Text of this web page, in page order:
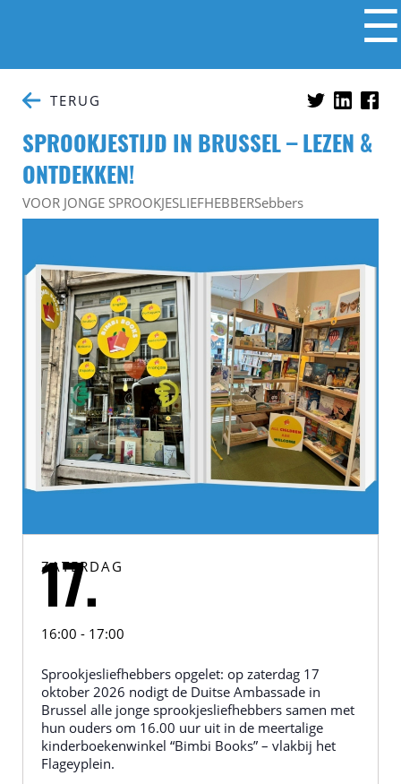
☰
TERUG
SPROOKJESTIJD IN BRUSSEL – LEZEN &
ONTDEKKEN!
VOOR JONGE SPROOKJESLIEFHEBBERSebbers
ZATERDAG
17.
16:00 - 17:00
Sprookjesliefhebbers opgelet: op zaterdag 17
oktober 2026 nodigt de Duitse Ambassade in
Brussel alle jonge sprookjesliefhebbers samen met
hun ouders om 16.00 uur uit in de meertalige
kinderboekenwinkel “Bimbi Books” – vlakbij het
Flageyplein.